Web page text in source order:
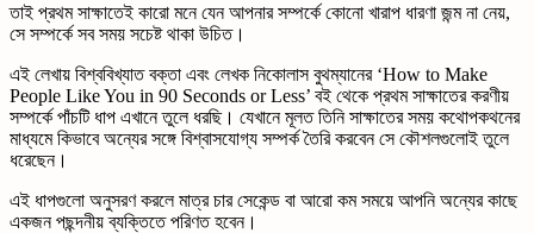
তাই প্রথম সাক্ষাতেই কারো মনে যেন আপনার সম্পর্কে কোনো খারাপ ধারণা জন্ম না নেয়,
সে সম্পর্কে সব সময় সচেষ্ট থাকা উচিত।
এই লেখায় বিশ্ববিখ্যাত বক্তা এবং লেখক নিকোলাস বুথম্যানের ‘How to Make
People Like You in 90 Seconds or Less’ বই থেকে প্রথম সাক্ষাতের করণীয়
সম্পর্কে পাঁচটি ধাপ এখানে তুলে ধরছি। যেখানে মূলত তিনি সাক্ষাতের সময় কথোপকথনের
মাধ্যমে কিভাবে অন্যের সঙ্গে বিশ্বাসযোগ্য সম্পর্ক তৈরি করবেন সে কৌশলগুলোই তুলে
ধরেছেন।
এই ধাপগুলো অনুসরণ করলে মাত্র চার সেকেন্ড বা আরো কম সময়ে আপনি অন্যের কাছে
একজন পছন্দনীয় ব্যক্তিতে পরিণত হবেন।